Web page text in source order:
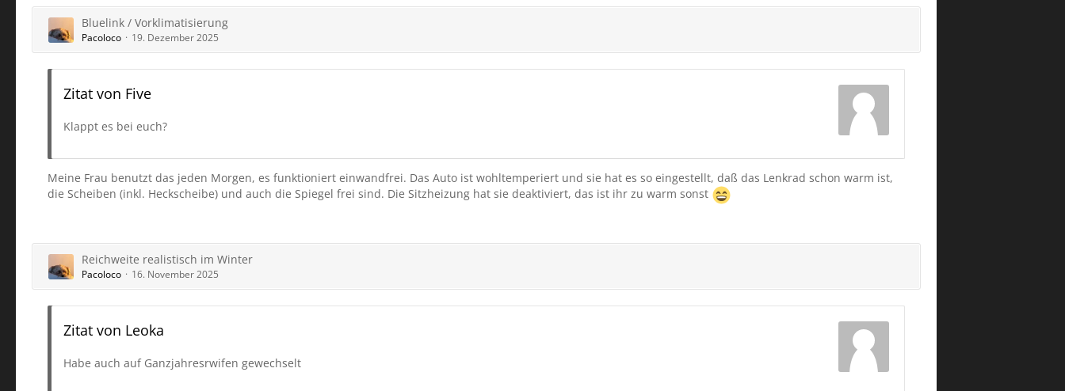
Bluelink / Vorklimatisierung
Pacoloco 19. Dezember 2025
Zitat von Five
Klappt es bei euch?
Meine Frau benutzt das jeden Morgen, es funktioniert einwandfrei. Das Auto ist wohltemperiert und sie hat es so eingestellt, daß das Lenkrad schon warm ist,
die Scheiben (inkl. Heckscheibe) und auch die Spiegel frei sind. Die Sitzheizung hat sie deaktiviert, das ist ihr zu warm sonst
Reichweite realistisch im Winter
Pacoloco 16. November 2025
Zitat von Leoka
Habe auch auf Ganzjahresrwifen gewechselt